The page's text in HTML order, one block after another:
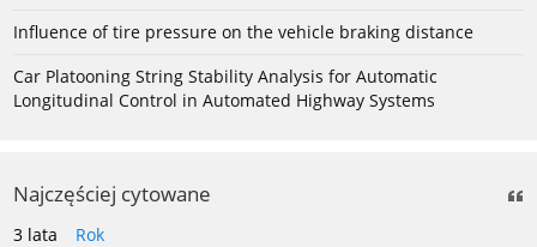
Influence of tire pressure on the vehicle braking distance
Car Platooning String Stability Analysis for Automatic
Longitudinal Control in Automated Highway Systems
Najczęściej cytowane
3 lata
Rok